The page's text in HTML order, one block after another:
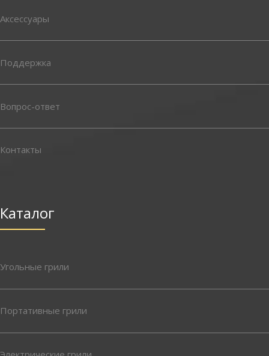
Аксессуары
Поддержка
Вопрос-ответ
Контакты
Каталог
Угольные грили
Портативные грили